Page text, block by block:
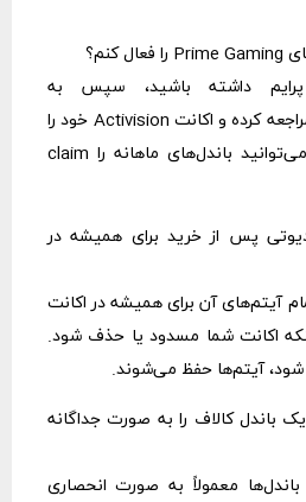
پرایم داشته باشید، سپس به
gaming.amazon.com مراجعه کرده و اکانت Activision خود را
متصل کنید. پس از آن می‌توانید باندل‌های ماهانه را claim
دیوتی پس از خرید برای همیشه در
آیتم‌های آن برای همیشه در اکانت
اکانت شما مسدود یا حذف شود.
شود، آیتم‌ها حفظ می‌شوند.
باندل کالاف را به صورت جداگانه
معمولاً به صورت انحصاری